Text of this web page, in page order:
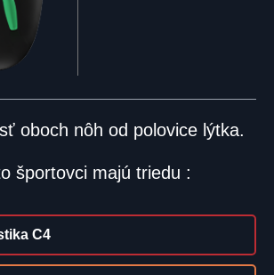
oboch nôh od polovice lýtka.
športovci majú triedu :
C4